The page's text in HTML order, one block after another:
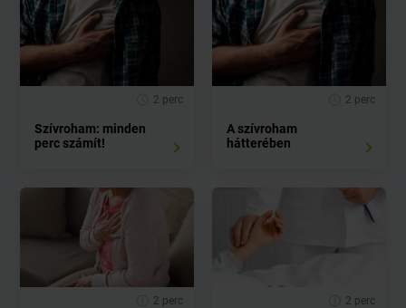
2 perc
Szívroham: minden
perc számít!
2 perc
A szívroham
hátterében
2 perc 2 perc